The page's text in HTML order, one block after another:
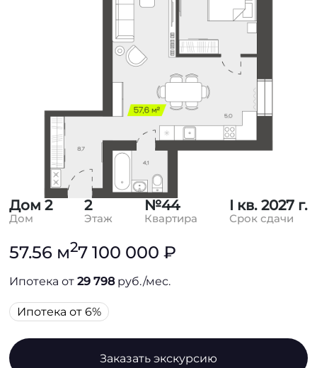
Дом 2
Дом
2
Этаж
№44
Квартира
I кв. 2027 г.
Срок сдачи
57.56 м27 100 000 ₽
Ипотека от29 798руб./мес.
Ипотека от 6%
Заказать экскурсию